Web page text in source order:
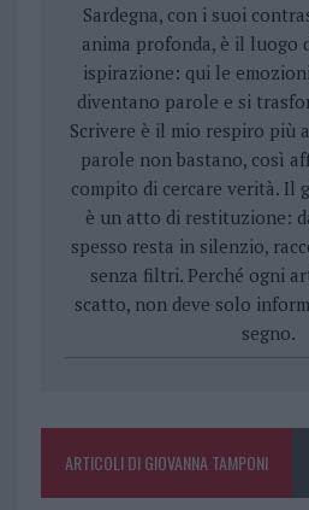
Sardegna, con i suoi
anima profonda, è il luogo
ispirazione: qui le
diventano parole e si
Scrivere è il mio respiro più
parole non bastano, così
compito di cercare verità. Il
è un atto di restituzione:
spesso resta in silenzio,
senza filtri. Perché ogni
scatto, non deve solo
segno.
ARTICOLI DI GIOVANNA TAMPONI